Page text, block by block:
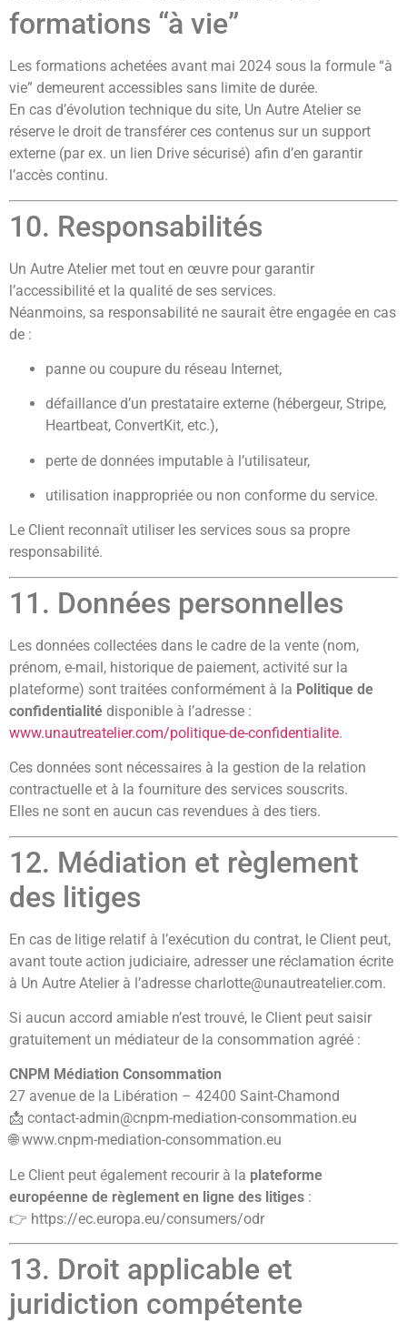
formations “à vie”
Les formations achetées avant mai 2024 sous la formule “à
vie” demeurent accessibles sans limite de durée.
En cas d’évolution technique du site, Un Autre Atelier se
réserve le droit de transférer ces contenus sur un support
externe (par ex. un lien Drive sécurisé) afin d’en garantir
l’accès continu.
10. Responsabilités
Un Autre Atelier met tout en œuvre pour garantir
l’accessibilité et la qualité de ses services.
Néanmoins, sa responsabilité ne saurait être engagée en cas
de :
panne ou coupure du réseau Internet,
défaillance d’un prestataire externe (hébergeur, Stripe,
Heartbeat, ConvertKit, etc.),
perte de données imputable à l’utilisateur,
utilisation inappropriée ou non conforme du service.
Le Client reconnaît utiliser les services sous sa propre
responsabilité.
11. Données personnelles
Les données collectées dans le cadre de la vente (nom,
prénom, e-mail, historique de paiement, activité sur la
plateforme) sont traitées conformément à la Politique de
confidentialité disponible à l’adresse :
www.unautreatelier.com/politique-de-confidentialite.
Ces données sont nécessaires à la gestion de la relation
contractuelle et à la fourniture des services souscrits.
Elles ne sont en aucun cas revendues à des tiers.
12. Médiation et règlement
des litiges
En cas de litige relatif à l’exécution du contrat, le Client peut,
avant toute action judiciaire, adresser une réclamation écrite
à Un Autre Atelier à l’adresse charlotte@unautreatelier.com.
Si aucun accord amiable n’est trouvé, le Client peut saisir
gratuitement un médiateur de la consommation agréé :
CNPM Médiation Consommation
27 avenue de la Libération – 42400 Saint-Chamond
📩 contact-admin@cnpm-mediation-consommation.eu
🌐www.cnpm-mediation-consommation.eu
Le Client peut également recourir à la plateforme
européenne de règlement en ligne des litiges :
👉 https://ec.europa.eu/consumers/odr
13. Droit applicable et
juridiction compétente